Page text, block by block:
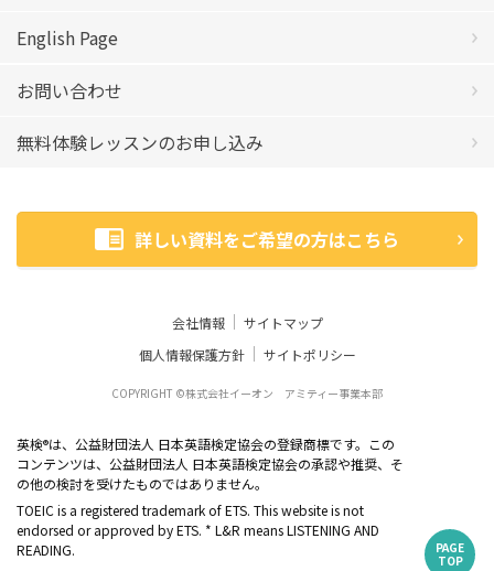
English Page
お問い合わせ
無料体験レッスンのお申し込み
PAGE
TOP
詳しい資料をご希望の方はこちら
会社情報
サイトマップ
個人情報保護方針
サイトポリシー
COPYRIGHT ©株式会社イーオン アミティー事業本部
英検®は、公益財団法人 日本英語検定協会の登録商標です。この
コンテンツは、公益財団法人 日本英語検定協会の承認や推奨、そ
の他の検討を受けたものではありません。
TOEIC is a registered trademark of ETS. This website is not
endorsed or approved by ETS. * L&R means LISTENING AND
READING.